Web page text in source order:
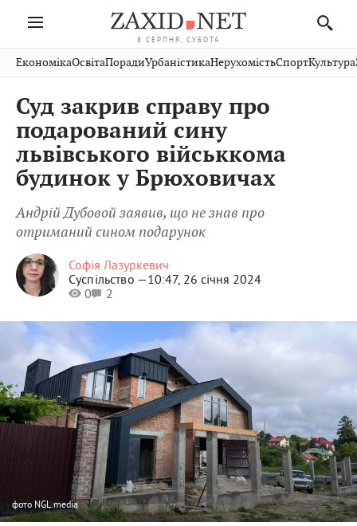
8 СЕРПНЯ, СУБОТА
Івано-
Франківськ
Волинь
Закарпаття
Рівне
Чернівці
Шептицький
Стрий
Хмельницький
Публікації
Авто СловкоКультура
Кіно
Дім Спорт
ФотоОсвіта
тварини
ЕкономікаОсвітаПорадиУрбаністикаНерухомістьСпортКультура
Суд закрив справу про
подарований сину
львівського військкома
будинок у Брюховичах
Андрій Дубовой заявив, що не знав про
отриманий сином подарунок
Софія Лазуркевич
Суспільство —10:47, 26 січня 2024
0
2
фото NGL.media